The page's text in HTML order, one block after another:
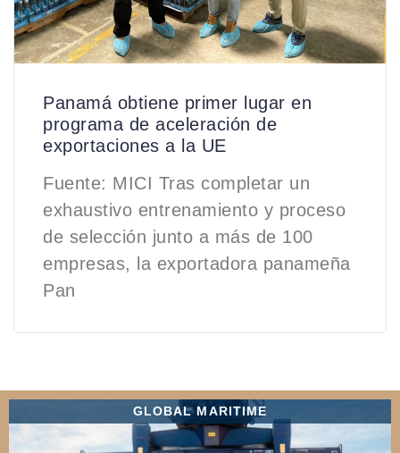
Panamá obtiene primer lugar en
programa de aceleración de
exportaciones a la UE
Fuente: MICI Tras completar un
exhaustivo entrenamiento y proceso
de selección junto a más de 100
empresas, la exportadora panameña
Pan
GLOBAL MARITIME